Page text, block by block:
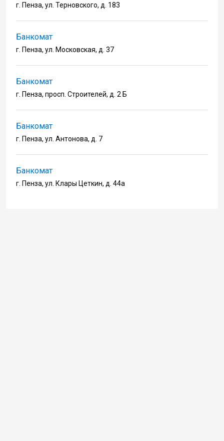
г. Пенза, ул. Терновского, д. 183
Банкомат
г. Пенза, ул. Московская, д. 37
Банкомат
г. Пенза, просп. Строителей, д. 2 Б
Банкомат
г. Пенза, ул. Антонова, д. 7
Банкомат
г. Пенза, ул. Клары Цеткин, д. 44а